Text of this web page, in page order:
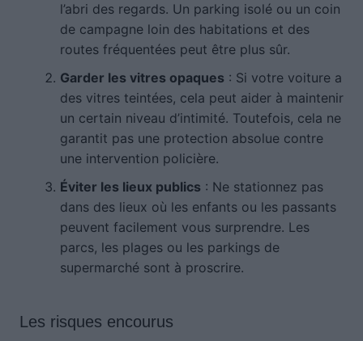
l’abri des regards. Un parking isolé ou un coin
de campagne loin des habitations et des
routes fréquentées peut être plus sûr.
Garder les vitres opaques : Si votre voiture a
des vitres teintées, cela peut aider à maintenir
un certain niveau d’intimité. Toutefois, cela ne
garantit pas une protection absolue contre
une intervention policière.
Éviter les lieux publics : Ne stationnez pas
dans des lieux où les enfants ou les passants
peuvent facilement vous surprendre. Les
parcs, les plages ou les parkings de
supermarché sont à proscrire.
Les risques encourus